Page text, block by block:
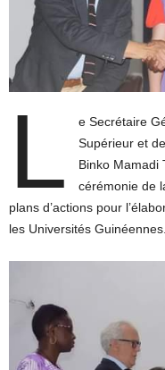
L
e Secrétaire
Supérieur et
Binko Mamadi
cérémonie de
plans d’actions pour
les Universités Guinéennes.